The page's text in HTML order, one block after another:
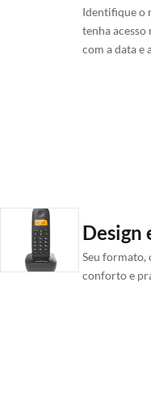
Identifique o
tenha
com a data e
Design
Seu formato,
conforto e